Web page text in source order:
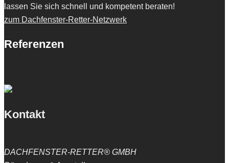
lassen Sie sich schnell und kompetent beraten!
zum Dachfenster-Retter-Netzwerk
Referenzen
Kontakt
DACHFENSTER-RETTER® GMBH